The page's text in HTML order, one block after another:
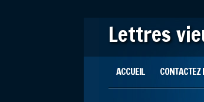
Lettres
Main menu
ACCUEIL CONTACTEZ